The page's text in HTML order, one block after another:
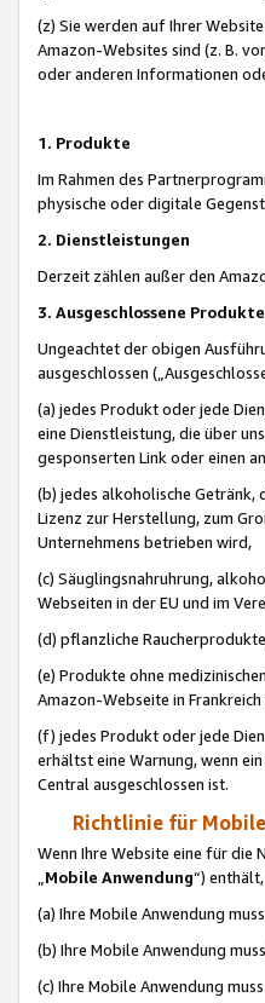
(z) Sie werden auf Ihrer
Amazon-Websites sind (z. B.
oder anderen Informationen
1. Produkte
Im Rahmen des
physische oder digitale
2. Dienstleistungen
Derzeit zählen außer den
3. Ausgeschlossene Produkte
Ungeachtet der obigen
ausgeschlossen
(a) jedes Produkt oder jede
eine Dienstleistung, die über
gesponserten Link oder einen
(b) jedes alkoholische Getränk,
Lizenz zur Herstellung, zum
Unternehmens betrieben wird,
(c) Säuglingsnahruhrung,
Webseiten in der EU und im
(d) pflanzliche
(e) Produkte ohne
Amazon-Webseite in
(f) jedes Produkt oder jede
erhältst eine Warnung, wenn
Central ausgeschlossen ist.
Richtlinie für
Wenn Ihre Website eine für
„Mobile Anwendung“)
(a) Ihre Mobile Anwendung
(b) Ihre Mobile Anwendung
(c) Ihre Mobile Anwendung